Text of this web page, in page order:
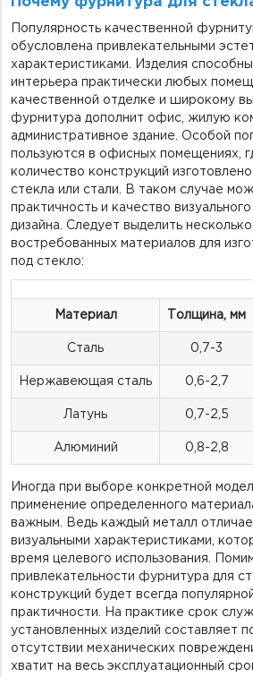
Популярность качественной
обусловлена привлекательными
характеристиками. Изделия
интерьера практически любых
качественной отделке и широкому
фурнитура дополнит офис, жилую
административное здание. Особой
пользуются в офисных помещениях,
количество конструкций
стекла или стали. В таком случае
практичность и качество
дизайна. Следует выделить
востребованных материалов для
под стекло:
Материал Толщина, мм
Сталь 0,7-3
Нержавеющая сталь 0,6-2,7
Латунь 0,7-2,5
Алюминий 0,8-2,8
Иногда при выборе конкретной
применение определенного
важным. Ведь каждый металл
визуальными характеристиками,
время целевого использования.
привлекательности фурнитура для
конструкций будет всегда
практичности. На практике срок
установленных изделий составляет
отсутствии механических
хватит на весь эксплуатационный